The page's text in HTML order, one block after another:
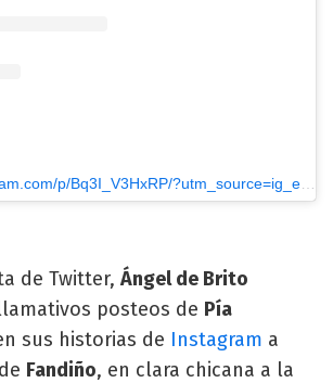
de Twitter, Ángel de Brito
posteos de Pía
sus historias de Instagram a
Fandiño, en clara chicana a la